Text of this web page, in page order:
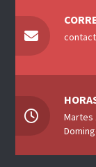
Martes